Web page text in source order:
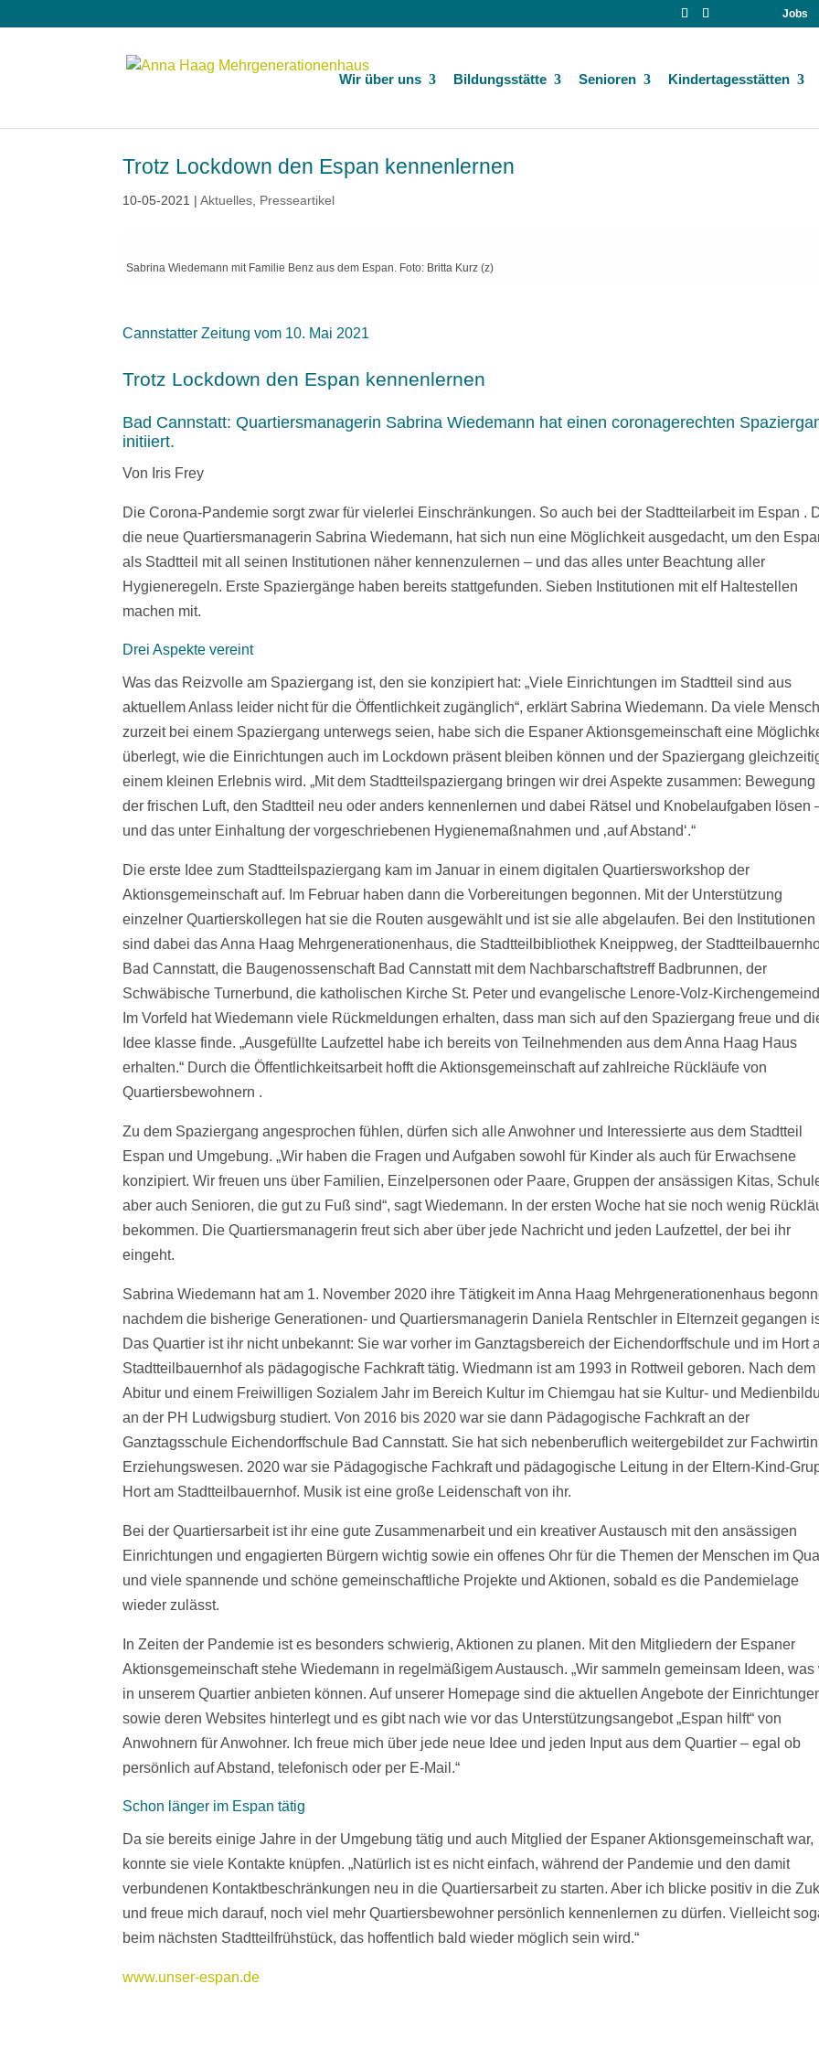
Jobs
Wir über uns Bildungsstätte Senioren Kindertagesstätten
Trotz Lockdown den Espan kennenlernen
10-05-2021 |Aktuelles Presseartikel
Sabrina Wiedemann mit Familie Benz aus dem Espan. Foto: Britta Kurz (z)
Cannstatter Zeitung vom 10. Mai 2021
Trotz Lockdown den Espan kennenlernen
Bad Cannstatt: Quartiersmanagerin Sabrina Wiedemann hat einen coronagerechten
initiiert.
Von Iris Frey
Die Corona-Pandemie sorgt zwar für vielerlei Einschränkungen. So auch bei der Stadtteilarbeit im Espan .
die neue Quartiersmanagerin Sabrina Wiedemann, hat sich nun eine Möglichkeit ausgedacht, um den
als Stadtteil mit all seinen Institutionen näher kennenzulernen – und das alles unter Beachtung aller
Hygieneregeln. Erste Spaziergänge haben bereits stattgefunden. Sieben Institutionen mit elf Haltestellen
machen mit.
Drei Aspekte vereint
Was das Reizvolle am Spaziergang ist, den sie konzipiert hat: „Viele Einrichtungen im Stadtteil sind aus
aktuellem Anlass leider nicht für die Öffentlichkeit zugänglich“, erklärt Sabrina Wiedemann. Da viele
zurzeit bei einem Spaziergang unterwegs seien, habe sich die Espaner Aktionsgemeinschaft eine
überlegt, wie die Einrichtungen auch im Lockdown präsent bleiben können und der Spaziergang
einem kleinen Erlebnis wird. „Mit dem Stadtteilspaziergang bringen wir drei Aspekte zusammen: Bewegung
der frischen Luft, den Stadtteil neu oder anders kennenlernen und dabei Rätsel und Knobelaufgaben lösen
und das unter Einhaltung der vorgeschriebenen Hygienemaßnahmen und ‚auf Abstand‘.“
Die erste Idee zum Stadtteilspaziergang kam im Januar in einem digitalen Quartiersworkshop der
Aktionsgemeinschaft auf. Im Februar haben dann die Vorbereitungen begonnen. Mit der Unterstützung
einzelner Quartierskollegen hat sie die Routen ausgewählt und ist sie alle abgelaufen. Bei den Institutionen
sind dabei das Anna Haag Mehrgenerationenhaus, die Stadtteilbibliothek Kneippweg, der
Bad Cannstatt, die Baugenossenschaft Bad Cannstatt mit dem Nachbarschaftstreff Badbrunnen, der
Schwäbische Turnerbund, die katholischen Kirche St. Peter und evangelische Lenore-Volz-
Im Vorfeld hat Wiedemann viele Rückmeldungen erhalten, dass man sich auf den Spaziergang freue und
Idee klasse finde. „Ausgefüllte Laufzettel habe ich bereits von Teilnehmenden aus dem Anna Haag Haus
erhalten.“ Durch die Öffentlichkeitsarbeit hofft die Aktionsgemeinschaft auf zahlreiche Rückläufe von
Quartiersbewohnern .
Zu dem Spaziergang angesprochen fühlen, dürfen sich alle Anwohner und Interessierte aus dem Stadtteil
Espan und Umgebung. „Wir haben die Fragen und Aufgaben sowohl für Kinder als auch für Erwachsene
konzipiert. Wir freuen uns über Familien, Einzelpersonen oder Paare, Gruppen der ansässigen Kitas,
aber auch Senioren, die gut zu Fuß sind“, sagt Wiedemann. In der ersten Woche hat sie noch wenig
bekommen. Die Quartiersmanagerin freut sich aber über jede Nachricht und jeden Laufzettel, der bei ihr
eingeht.
Sabrina Wiedemann hat am 1. November 2020 ihre Tätigkeit im Anna Haag Mehrgenerationenhaus
nachdem die bisherige Generationen- und Quartiersmanagerin Daniela Rentschler in Elternzeit gegangen
Das Quartier ist ihr nicht unbekannt: Sie war vorher im Ganztagsbereich der Eichendorffschule und im Hort
Stadtteilbauernhof als pädagogische Fachkraft tätig. Wiedmann ist am 1993 in Rottweil geboren. Nach dem
Abitur und einem Freiwilligen Sozialem Jahr im Bereich Kultur im Chiemgau hat sie Kultur- und
an der PH Ludwigsburg studiert. Von 2016 bis 2020 war sie dann Pädagogische Fachkraft an der
Ganztagsschule Eichendorffschule Bad Cannstatt. Sie hat sich nebenberuflich weitergebildet zur
Erziehungswesen. 2020 war sie Pädagogische Fachkraft und pädagogische Leitung in der Eltern-Kind-
Hort am Stadtteilbauernhof. Musik ist eine große Leidenschaft von ihr.
Bei der Quartiersarbeit ist ihr eine gute Zusammenarbeit und ein kreativer Austausch mit den ansässigen
Einrichtungen und engagierten Bürgern wichtig sowie ein offenes Ohr für die Themen der Menschen im
und viele spannende und schöne gemeinschaftliche Projekte und Aktionen, sobald es die Pandemielage
wieder zulässt.
In Zeiten der Pandemie ist es besonders schwierig, Aktionen zu planen. Mit den Mitgliedern der Espaner
Aktionsgemeinschaft stehe Wiedemann in regelmäßigem Austausch. „Wir sammeln gemeinsam Ideen, was
in unserem Quartier anbieten können. Auf unserer Homepage sind die aktuellen Angebote der
sowie deren Websites hinterlegt und es gibt nach wie vor das Unterstützungsangebot „Espan hilft“ von
Anwohnern für Anwohner. Ich freue mich über jede neue Idee und jeden Input aus dem Quartier – egal ob
persönlich auf Abstand, telefonisch oder per E-Mail.“
Schon länger im Espan tätig
Da sie bereits einige Jahre in der Umgebung tätig und auch Mitglied der Espaner Aktionsgemeinschaft war,
konnte sie viele Kontakte knüpfen. „Natürlich ist es nicht einfach, während der Pandemie und den damit
verbundenen Kontaktbeschränkungen neu in die Quartiersarbeit zu starten. Aber ich blicke positiv in die
und freue mich darauf, noch viel mehr Quartiersbewohner persönlich kennenlernen zu dürfen. Vielleicht
beim nächsten Stadtteilfrühstück, das hoffentlich bald wieder möglich sein wird.“
www.unser-espan.de